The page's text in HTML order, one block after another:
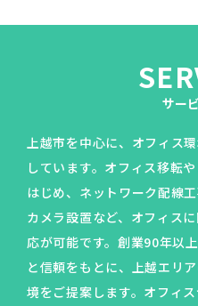
サー
上越市を中心に、オフィス
しています。オフィス移転
はじめ、ネットワーク配線
カメラ設置など、オフィス
応が可能です。創業90年以
と信頼をもとに、上越エリ
境をご提案します。オフィ
TOP
サービス案内